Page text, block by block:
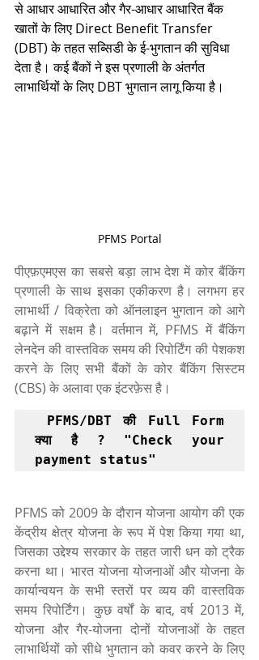
से आधार आधारित और गैर-आधार आधारित बैंक
खातों के लिए Direct Benefit Transfer
(DBT) के तहत सब्सिडी के ई-भुगतान की सुविधा
देता है। कई बैंकों ने इस प्रणाली के अंतर्गत
लाभार्थियों के लिए DBT भुगतान लागू किया है।
PFMS Portal
पीएफ़एमएस का सबसे बड़ा लाभ देश में कोर बैंकिंग
प्रणाली के साथ इसका एकीकरण है। लगभग हर
लाभार्थी / विक्रेता को ऑनलाइन भुगतान को आगे
बढ़ाने में सक्षम है। वर्तमान में, PFMS में बैंकिंग
लेनदेन की वास्तविक समय की रिपोर्टिंग की पेशकश
करने के लिए सभी बैंकों के कोर बैंकिंग सिस्टम
(CBS) के अलावा एक इंटरफ़ेस है।
PFMS/DBT की Full Form
क्या है ? "Check your
payment status"
PFMS को 2009 के दौरान योजना आयोग की एक
केंद्रीय क्षेत्र योजना के रूप में पेश किया गया था,
जिसका उद्देश्य सरकार के तहत जारी धन को ट्रैक
करना था। भारत योजना योजनाओं और योजना के
कार्यान्वयन के सभी स्तरों पर व्यय की वास्तविक
समय रिपोर्टिंग। कुछ वर्षों के बाद, वर्ष 2013 में,
योजना और गैर-योजना दोनों योजनाओं के तहत
लाभार्थियों को सीधे भुगतान को कवर करने के लिए